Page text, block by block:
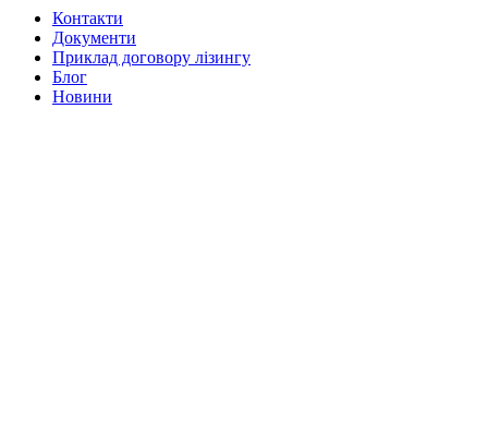
Контакти
Документи
Приклад договору лізингу
Блог
Новини